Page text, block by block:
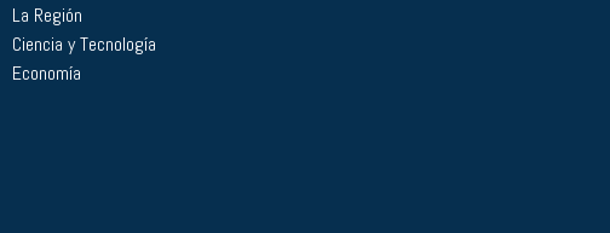
La Región
Ciencia y Tecnología
Economía